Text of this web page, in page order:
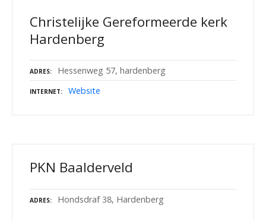
Christelijke Gereformeerde kerk
Hardenberg
ADRES Hessenweg 57, hardenberg
INTERNET Website
PKN Baalderveld
ADRES Hondsdraf 38, Hardenberg